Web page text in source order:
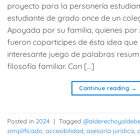
proyecto para la personería
estudiante de grado once de un
Apoyada por su familia, quienes por
fueron coparticipes de ésta idea
interesante juego de palabras
filosofía familiar. Con […]
Continue reading →
Posted in 2024 | Tagged
simplificado accesibilidad asesoría jurídica